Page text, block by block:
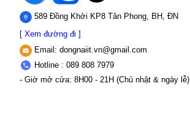
589 Đồng Khởi KP8 Tân Phong, BH, ĐN
[ Xem đường đi ]
Email: dongnaiit.vn@gmail.com
Hotline : 089 808 7979
- Giờ mở cửa: 8H00 - 21H (Chủ nhật & ngày lễ)